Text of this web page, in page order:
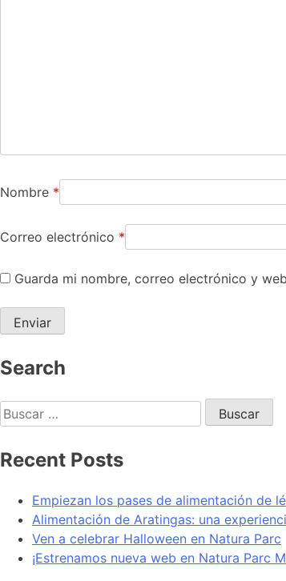
Nombre *
Correo electrónico *
Guarda mi nombre, correo electrónico y
Search
Recent Posts
Empiezan los pases de alimentación de
Alimentación de Aratingas: una
Ven a celebrar Halloween en Natura Parc
¡Estrenamos nueva web en Natura Parc